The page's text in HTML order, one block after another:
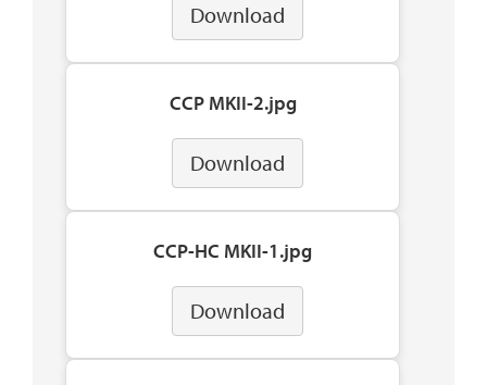
Download
CCP MKII-2.jpg
Download
CCP-HC MKII-1.jpg
Download